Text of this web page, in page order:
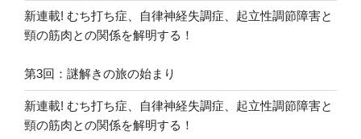
新連載! むち打ち症、自律神経失調症、起立性調節障害と
頸の筋肉との関係を解明する！
第3回：謎解きの旅の始まり
新連載! むち打ち症、自律神経失調症、起立性調節障害と
頸の筋肉との関係を解明する！